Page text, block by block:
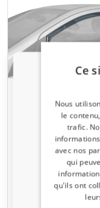
convient à Fiat
1999-2005 5 portes
portes avant DGA -
transparent
Montage intérieur
Pas pour Facelift
€ 59,95
Ce
Nous
le
trafic.
avec nos
qui
qu'ils ont
Un
Inscrivez-
newsletter
valable 3